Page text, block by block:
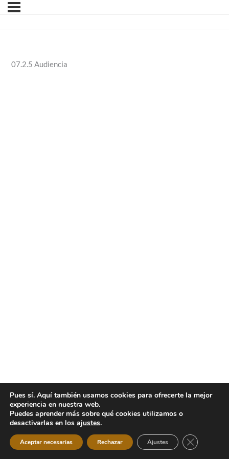
07.2.5 Audiencia
Pues sí. Aquí también usamos cookies para ofrecerte la mejor
experiencia en nuestra web.
Puedes aprender más sobre qué cookies utilizamos o
desactivarlas en los ajustes.
Aceptar necesarias Rechazar Ajustes Cerrar el